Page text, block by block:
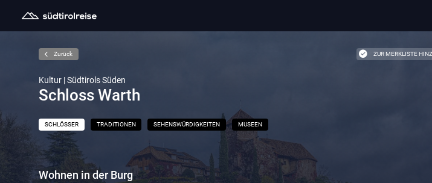
ZUR MERKLISTE
Zurück
Kultur | Südtirols Süden
Schloss Warth
SCHLÖSSER TRADITIONEN SEHENSWÜRDIGKEITEN MUSEEN
Wohnen in der Burg